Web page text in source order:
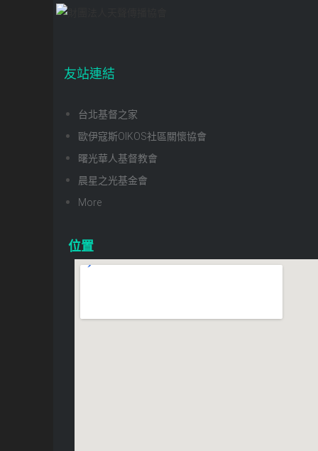
友站連結
台北基督之家
歐伊寇斯OIKOS社區關懷協會
曙光華人基督教會
晨星之光基金會
More
位置